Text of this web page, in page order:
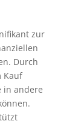
zur
Durch
Kauf
in andere